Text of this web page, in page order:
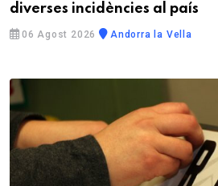
diverses incidències al país
06 Agost 2026 Andorra la Vella